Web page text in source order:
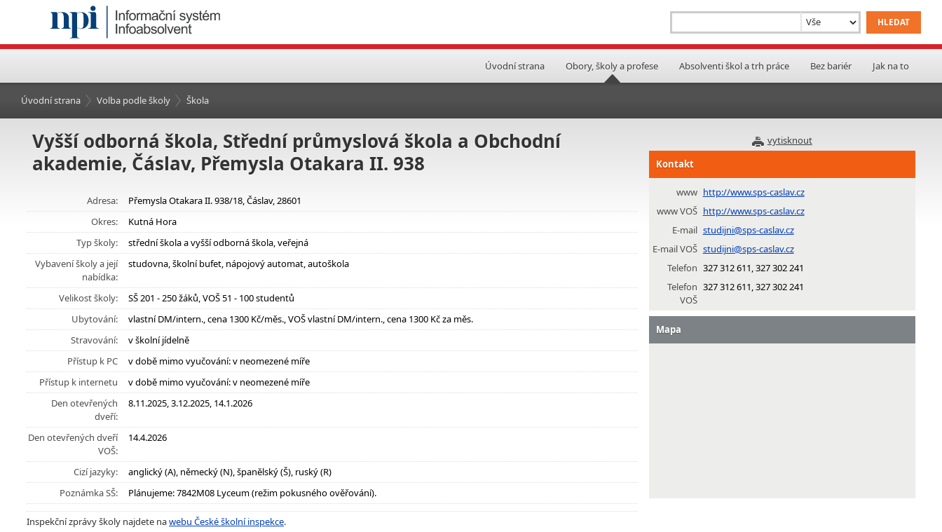
Úvodní strana Obory, školy a profese Absolventi škol a trh práce Bez bariér Jak na to
Úvodní strana Volba podle školy Škola
vytisknout
Vyšší odborná škola, Střední průmyslová škola a Obchodní
akademie, Čáslav, Přemysla Otakara II. 938
Adresa:
Přemysla Otakara II. 938/18, Čáslav, 28601
Okres:
Kutná Hora
Typ školy:
střední škola a vyšší odborná škola, veřejná
Vybavení školy a její
nabídka:
studovna, školní bufet, nápojový automat, autoškola
Velikost školy:
SŠ 201 - 250 žáků, VOŠ 51 - 100 studentů
Ubytování:
vlastní DM/intern., cena 1300 Kč/měs., VOŠ vlastní DM/intern., cena 1300 Kč za měs.
Stravování:
v školní jídelně
Přístup k PC
v době mimo vyučování: v neomezené míře
Přístup k internetu
v době mimo vyučování: v neomezené míře
Den otevřených
dveří:
8.11.2025, 3.12.2025, 14.1.2026
Den otevřených dveří
VOŠ:
14.4.2026
Cizí jazyky:
anglický (A), německý (N), španělský (Š), ruský (R)
Poznámka SŠ:
Plánujeme: 7842M08 Lyceum (režim pokusného ověřování).
Inspekční zprávy školy najdete nawebu České školní inspekce.
Kontakt
www http://www.sps-caslav.cz
www VOŠ http://www.sps-caslav.cz
E-mail studijni@sps-caslav.cz
E-mail VOŠ studijni@sps-caslav.cz
Telefon 327 312 611, 327 302 241
Telefon
VOŠ
327 312 611, 327 302 241
Mapa